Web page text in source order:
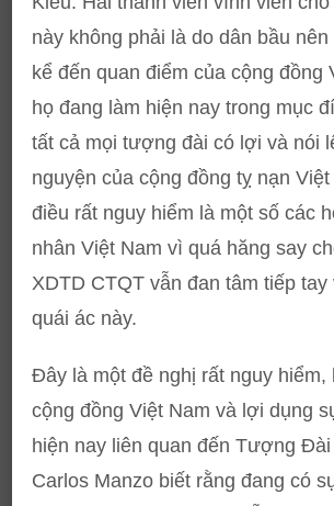
này không phải là do dân bầu
kể đến quan điểm của cộng đồng
họ đang làm hiện nay trong mục
tất cả mọi tượng đài có lợi và nói
nguyện của cộng đồng tỵ nạn
điều rất nguy hiểm là một số các
nhân Việt Nam vì quá hăng say
XDTD CTQT vẫn đan tâm tiếp
quái ác này.
Đây là một đề nghị rất nguy hiểm,
cộng đồng Việt Nam và lợi dụng
hiện nay liên quan đến Tượng
Carlos Manzo biết rằng đang có